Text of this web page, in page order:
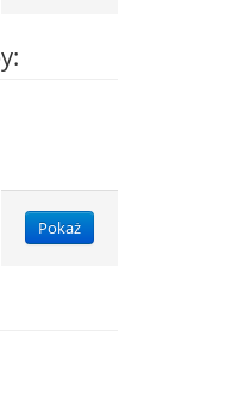
Pokaż